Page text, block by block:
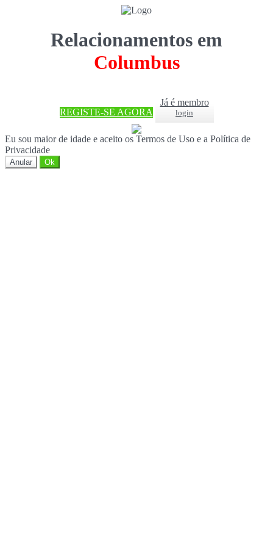
Relacionamentos em
Columbus
REGISTE-SE AGORA
Já é membro
login
Eu sou maior de idade e aceito os Termos de Uso e a Política de
Privacidade
Anular Ok